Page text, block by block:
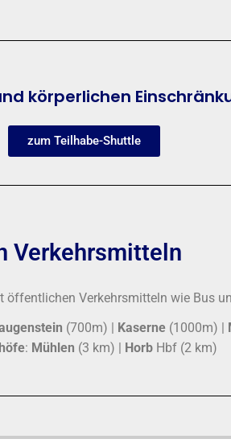
körperlichen
zum Teilhabe-Shuttle
Verkehrsmitteln
Verkehrsmitteln wie Bus
(700m) | Kaserne (1000m) |
: Mühlen (3 km) | Horb Hbf (2 km)